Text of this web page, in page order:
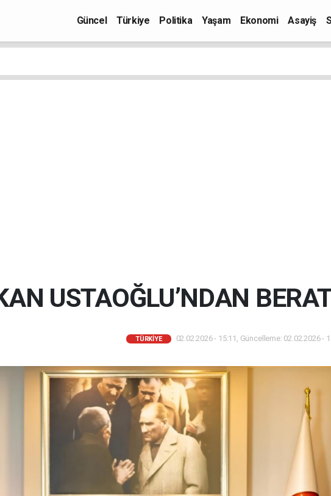
Güncel Türkiye Politika Yaşam Ekonomi Asayiş
USTAOĞLU’NDAN
TÜRKIYE 02.02.2026 - 15:11, Güncelleme: 02.02.2026 -